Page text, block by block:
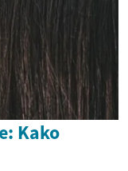
Kako